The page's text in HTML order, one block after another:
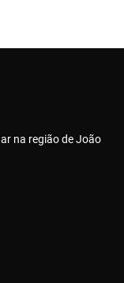
na região de João